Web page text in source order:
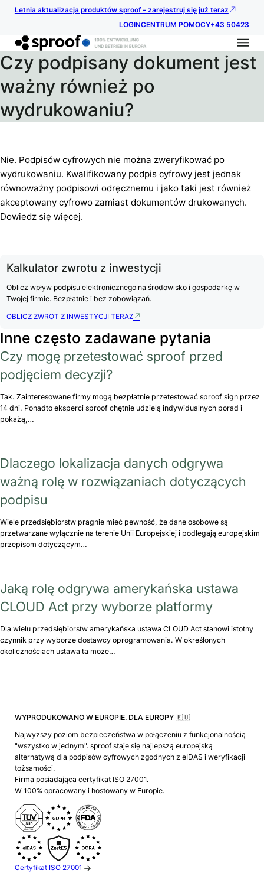
Letnia aktualizacja produktów sproof – zarejestruj się już teraz
LOGINCENTRUM POMOCY+43 50423
Czy podpisany dokument jest
ważny również po
wydrukowaniu?
Nie. Podpisów cyfrowych nie można zweryfikować po
wydrukowaniu. Kwalifikowany podpis cyfrowy jest jednak
równoważny podpisowi odręcznemu i jako taki jest również
akceptowany cyfrowo zamiast dokumentów drukowanych.
Dowiedz się więcej.
Kalkulator zwrotu z inwestycji
Oblicz wpływ podpisu elektronicznego na środowisko i gospodarkę w
Twojej firmie. Bezpłatnie i bez zobowiązań.
OBLICZ ZWROT Z INWESTYCJI TERAZ
Inne często zadawane pytania
Czy mogę przetestować sproof przed
podjęciem decyzji?
Tak. Zainteresowane firmy mogą bezpłatnie przetestować sproof sign przez
14 dni. Ponadto eksperci sproof chętnie udzielą indywidualnych porad i
pokażą,…
Dlaczego lokalizacja danych odgrywa
ważną rolę w rozwiązaniach dotyczących
podpisu
Wiele przedsiębiorstw pragnie mieć pewność, że dane osobowe są
przetwarzane wyłącznie na terenie Unii Europejskiej i podlegają europejskim
przepisom dotyczącym…
Jaką rolę odgrywa amerykańska ustawa
CLOUD Act przy wyborze platformy
Dla wielu przedsiębiorstw amerykańska ustawa CLOUD Act stanowi istotny
czynnik przy wyborze dostawcy oprogramowania. W określonych
okolicznościach ustawa ta może…
WYPRODUKOWANO W EUROPIE. DLA EUROPY 🇪🇺
Najwyższy poziom bezpieczeństwa w połączeniu z funkcjonalnością
"wszystko w jednym". sproof staje się najlepszą europejską
alternatywą dla podpisów cyfrowych zgodnych z eIDAS i weryfikacji
tożsamości.
Firma posiadająca certyfikat ISO 27001.
W 100% opracowany i hostowany w Europie.
Certyfikat ISO 27001